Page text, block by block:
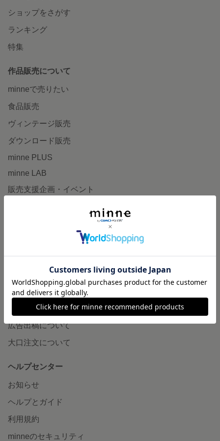
ショップをさがす
ランキング
特集
作品販売について
minneで売りたい
食品販売
ヴィンテージ販売
ダウンロード販売
minne PLUS
minne LAB
販売支援企画・イベント
minneとものづくりと
minneの本
企業の方へ
広告出稿について
大口注文について
ヘルプセンター
お知らせ
ヘルプとガイド
利用規約
minneのセキュリティ